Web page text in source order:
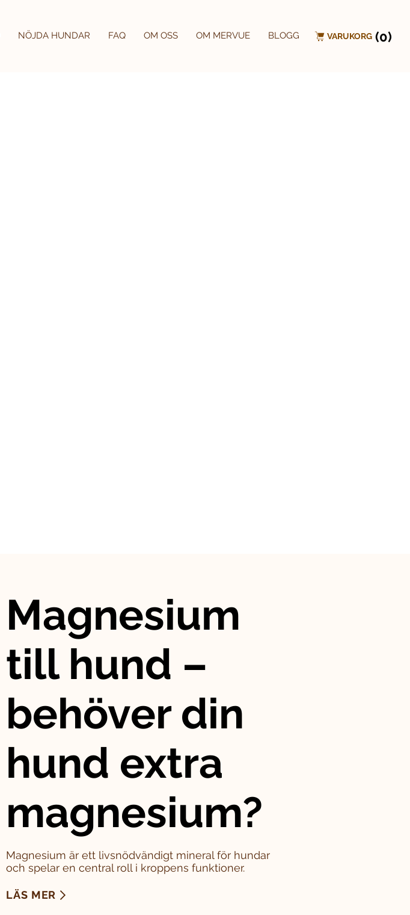
NÖJDA HUNDAR FAQ OM OSS OM MERVUE BLOGG VARUKORG (0)
Magnesium
till hund –
behöver din
hund extra
magnesium?
Magnesium är ett livsnödvändigt mineral för hundar
och spelar en central roll i kroppens funktioner.
LÄS MER